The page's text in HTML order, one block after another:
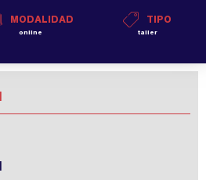
MODALIDAD
online
TIPO
taller